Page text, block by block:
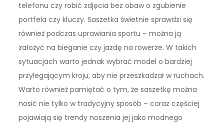
telefonu czy robić zdjęcia bez obaw o zgubienie
portfela czy kluczy. Saszetka świetnie sprawdzi się
również podczas uprawiania sportu – można ją
założyć na bieganie czy jazdę na rowerze. W takich
sytuacjach warto jednak wybrać model o bardziej
przylegającym kroju, aby nie przeszkadzał w ruchach.
Warto również pamiętać o tym, że saszetkę można
nosić nie tylko w tradycyjny sposób – coraz częściej
pojawiają się trendy noszenia jej jako modnego